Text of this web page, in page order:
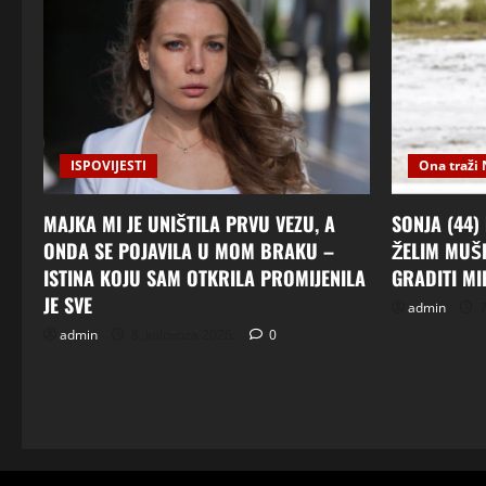
ISPOVIJESTI
MAJKA MI JE UNIŠTILA PRVU VEZU, A
ONDA SE POJAVILA U MOM BRAKU –
ISTINA KOJU SAM OTKRILA PROMIJENILA
JE SVE
admin 0
Ona traži
SONJA (44)
ŽELIM
GRADITI
admin